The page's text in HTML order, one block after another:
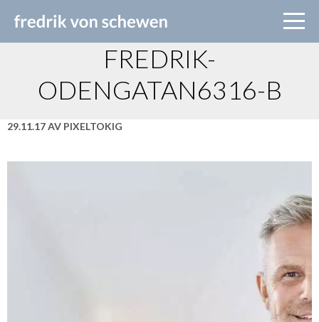
FREDRIK-
ODENGATAN6316-B
29.11.17 AV PIXELTOKIG